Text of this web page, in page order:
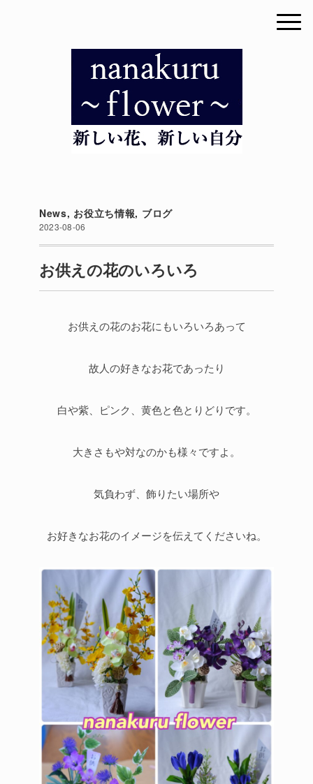
News, お役立ち情報, ブログ
2023-08-06
お供えの花のいろいろ
お供えの花のお花にもいろいろあって
故人の好きなお花であったり
白や紫、ピンク、黄色と色とりどりです。
大きさもや対なのかも様々ですよ。
気負わず、飾りたい場所や
お好きなお花のイメージを伝えてくださいね。